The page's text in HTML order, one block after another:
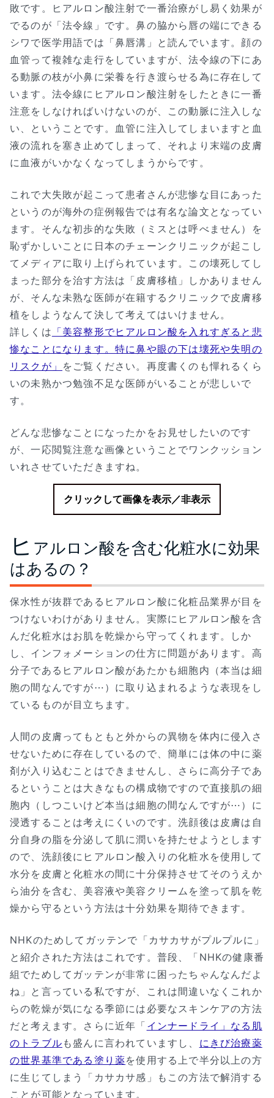
敗です。ヒアルロン酸注射で一番治療がし易く効果が
でるのが「法令線」です。鼻の脇から唇の端にできる
シワで医学用語では「鼻唇溝」と読んでいます。顔の
血管って複雑な走行をしていますが、法令線の下にあ
る動脈の枝が小鼻に栄養を行き渡らせる為に存在して
います。法令線にヒアルロン酸注射をしたときに一番
注意をしなければいけないのが、この動脈に注入しな
い、ということです。血管に注入してしまいますと血
液の流れを塞き止めてしまって、それより末端の皮膚
に血液がいかなくなってしまうからです。
これで大失敗が起こって患者さんが悲惨な目にあった
というのが海外の症例報告では有名な論文となってい
ます。そんな初歩的な失敗（ミスとは呼べません）を
恥ずかしいことに日本のチェーンクリニックが起こし
てメディアに取り上げられています。この壊死してし
まった部分を治す方法は「皮膚移植」しかありません
が、そんな未熟な医師が在籍するクリニックで皮膚移
植をしようなんて決して考えてはいけません。
詳しくは 「美容整形でヒアルロン酸を入れすぎると悲
惨なことになります。特に鼻や眼の下は壊死や失明の
リスクが」 をご覧ください。再度書くのも憚れるくら
いの未熟かつ勉強不足な医師がいることが悲しいで
す。
どんな悲惨なことになったかをお見せしたいのです
が、一応閲覧注意な画像ということでワンクッション
いれさせていただきますね。
クリックして画像を表示／非表示
ヒ アルロン酸を含む化粧水に効果
はあるの？
保水性が抜群であるヒアルロン酸に化粧品業界が目を
つけないわけがありません。実際にヒアルロン酸を含
んだ化粧水はお肌を乾燥から守ってくれます。しか
し、インフォメーションの仕方に問題があります。高
分子であるヒアルロン酸があたかも細胞内（本当は細
胞の間なんですが⋯）に取り込まれるような表現をし
ているものが目立ちます。
人間の皮膚ってもともと外からの異物を体内に侵入さ
せないために存在しているので、簡単には体の中に薬
剤が入り込むことはできませんし、さらに高分子であ
るということは大きなもの構成物ですので直接肌の細
胞内（しつこいけど本当は細胞の間なんですが⋯）に
浸透することは考えにくいのです。洗顔後は皮膚は自
分自身の脂を分泌して肌に潤いを持たせようとします
ので、洗顔後にヒアルロン酸入りの化粧水を使用して
水分を皮膚と化粧水の間に十分保持させてそのうえか
ら油分を含む、美容液や美容クリームを塗って肌を乾
燥から守るという方法は十分効果を期待できます。
NHKのためしてガッテンで「カサカサがプルプルに」
と紹介された方法はこれです。普段、「NHKの健康番
組でためしてガッテンが非常に困ったちゃんなんだよ
ね」と言っている私ですが、これは間違いなくこれか
らの乾燥が気になる季節には必要なスキンケアの方法
だと考えます。さらに近年「 インナードライ」なる肌
のトラブル も盛んに言われていますし、 にきび治療薬
の世界基準である塗り薬を使用する上で半分以上の方
に生じてしまう「カサカサ感」もこの方法で解消する
ことが可能となっています。